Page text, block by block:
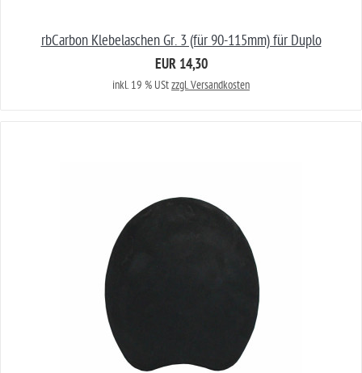
rbCarbon Klebelaschen Gr. 3 (für 90-115mm) für Duplo
EUR 14,30
inkl. 19 % UStzzgl. Versandkosten